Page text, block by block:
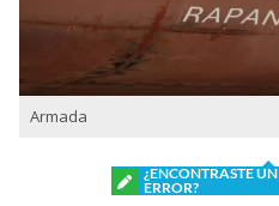
Armada
¿ENCONTRASTE UN
ERROR?